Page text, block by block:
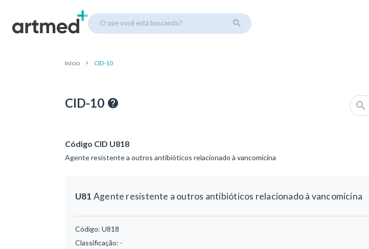
O que você está buscando?
Início CID-10
CID-10
Código CID U818
Agente resistente a outros antibióticos relacionado à vancomicina
U81 Agente resistente a outros antibióticos relacionado à vancomicina
Código: U818
Classificação: -